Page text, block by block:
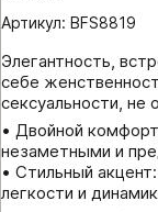
Артикул: BFS8819
Элегантность,
себе
сексуальности, не
• Двойной
незаметными и
• Стильный
легкости и